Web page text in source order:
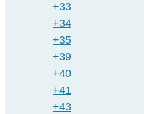
+33
+34
+35
+39
+40
+41
+43